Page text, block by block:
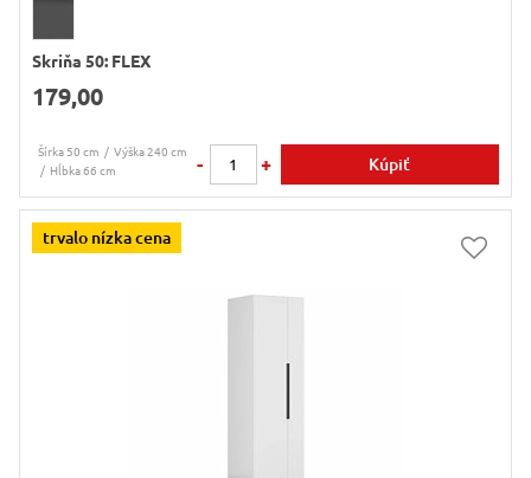
Skriňa 50: FLEX
179,00
Šírka 50 cm
Výška 240 cm
Hĺbka 66 cm
- + Kúpiť
trvalo nízka cena